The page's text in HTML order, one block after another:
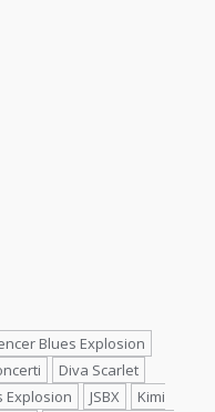
Blues Explosion
Diva Scarlet
Explosion JSBX
Kimi